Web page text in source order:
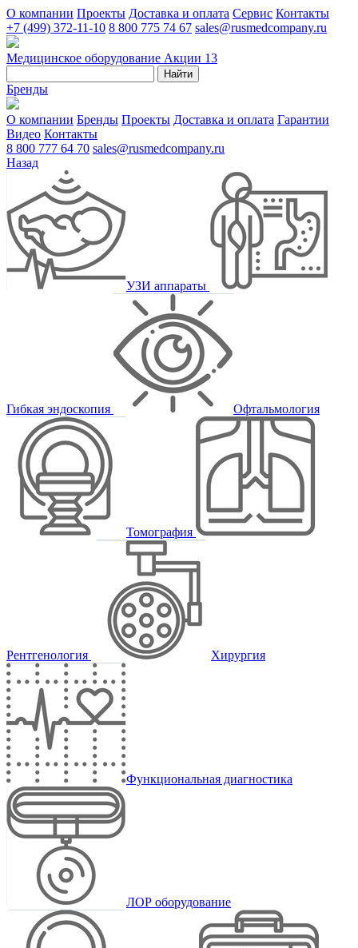
О компании Проекты Доставка и оплата Сервис Контакты
+7 (499) 372-11-10 8 800 775 74 67 sales@rusmedcompany.ru
Медицинское оборудование Акции 13
Найти
Бренды
О компании Бренды Проекты Доставка и оплата Гарантии
Видео Контакты
8 800 777 64 70 sales@rusmedcompany.ru
Назад
УЗИ аппараты
Гибкая эндоскопия Офтальмология
Томография
Рентгенология Хирургия
Функциональная диагностика
ЛОР оборудование